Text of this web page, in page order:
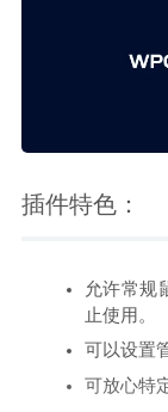
插件特色：
允许常规
止使用。
可以设置
可放心特